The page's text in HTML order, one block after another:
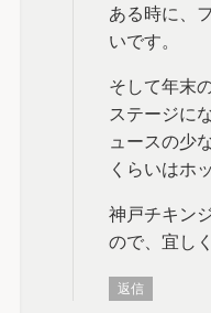
ある時に、
いです。
そして年末
ステージに
ュースの少
くらいはホ
神戸チキン
ので、宜し
返信